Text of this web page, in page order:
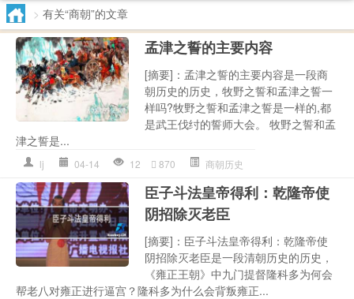
> 有关“商朝”的文章
孟津之誓的主要内容
[摘要]：孟津之誓的主要内容是一段商
朝历史的历史，牧野之誓和孟津之誓一
样吗?牧野之誓和孟津之誓是一样的,都
是武王伐纣的誓师大会。 牧野之誓和孟
津之誓是...
lj 04-14 12 870 商朝历史
臣子斗法皇帝得利：乾隆帝使
阴招除灭老臣
[摘要]：臣子斗法皇帝得利：乾隆帝使
阴招除灭老臣是一段清朝历史的历史，
《雍正王朝》中九门提督隆科多为何会
帮老八对雍正进行逼宫？隆科多为什么会背叛雍正...